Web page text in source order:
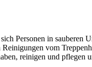
Personen in sauberen
vom
reinigen und pflegen